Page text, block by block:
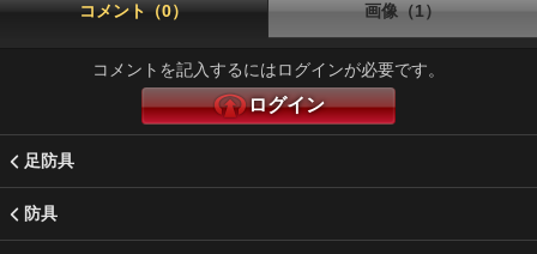
コメント（0） 画像（1）
コメントを記入するにはログインが必要です。
ログイン
足防具
防具